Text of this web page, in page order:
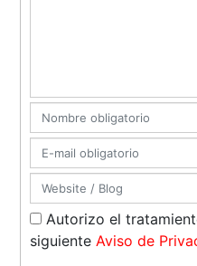
Autorizo el
siguiente Aviso de